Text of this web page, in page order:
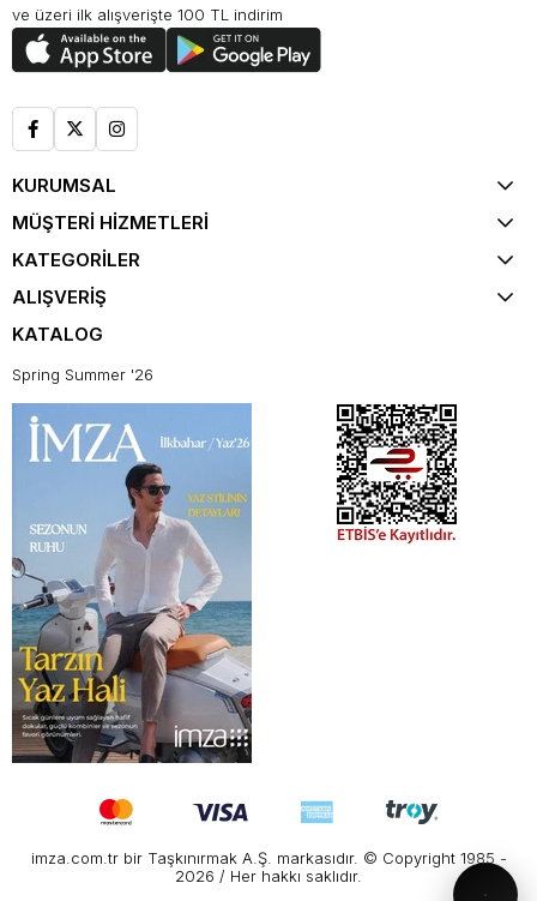
ve üzeri ilk alışverişte 100 TL indirim
KURUMSAL
MÜŞTERİ HİZMETLERİ
KATEGORİLER
ALIŞVERİŞ
KATALOG
Spring Summer '26
imza.com.tr bir Taşkınırmak A.Ş. markasıdır. © Copyright 1985 -
2026 / Her hakkı saklıdır.